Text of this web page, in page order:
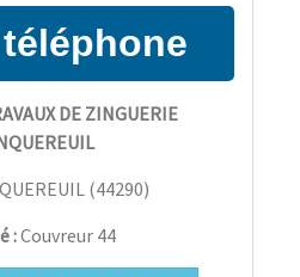
DE ZINGUERIE
(44290)
:Couvreur 44